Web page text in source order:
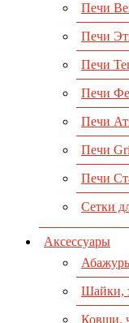
Печи
Печи
Печи
Печи
Печи
Печи
Печи
Сетки
Аксессуары
Шайки,
Ковши,